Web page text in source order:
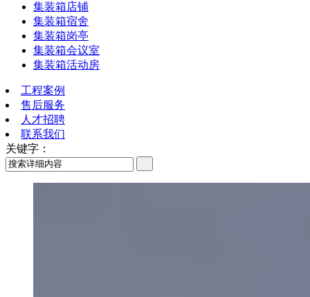
集装箱店铺
集装箱宿舍
集装箱岗亭
集装箱会议室
集装箱活动房
工程案例
售后服务
人才招聘
联系我们
关键字：